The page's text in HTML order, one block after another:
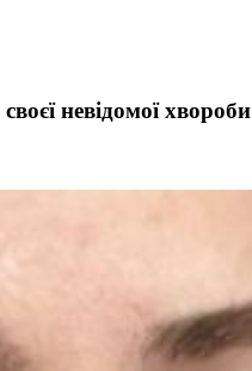
невідомої хвороби